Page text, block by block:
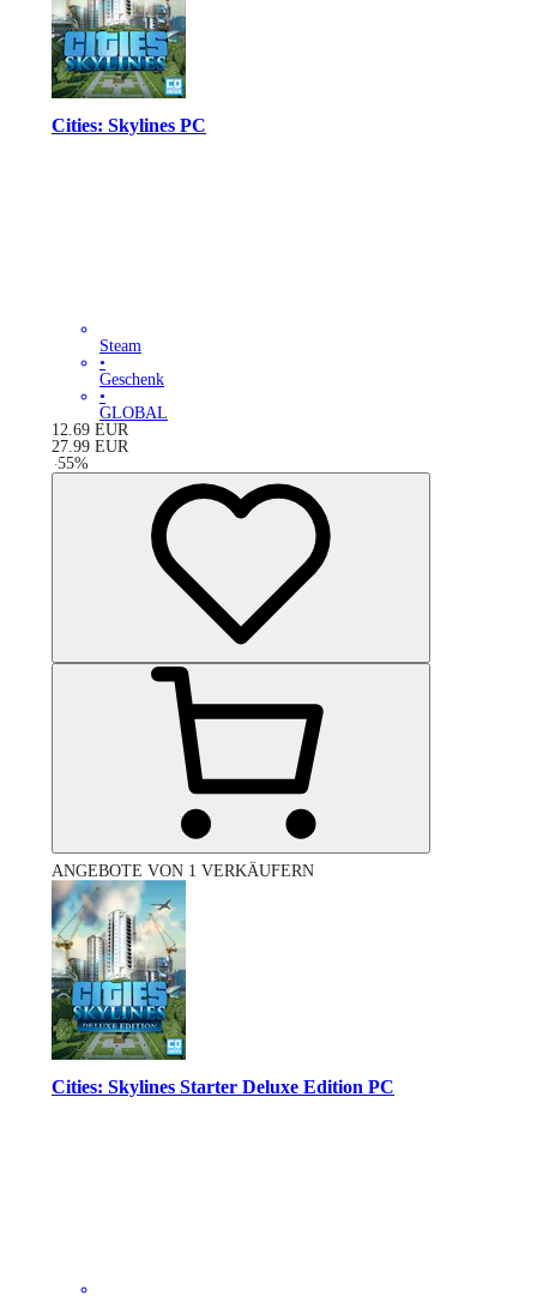
Cities: Skylines PC
Steam
•
Geschenk
•
GLOBAL
12.69 EUR
27.99 EUR
-55%
ANGEBOTE VON 1 VERKÄUFERN
Cities: Skylines Starter Deluxe Edition PC